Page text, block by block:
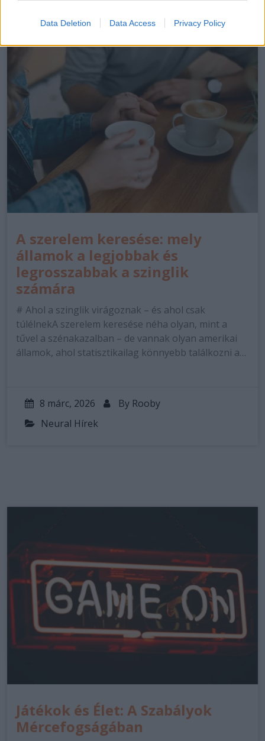
Data Deletion Data Access Privacy Policy
A szerelem keresése: mely
államok a legjobbak és
legrosszabbak a szinglik
számára
# Ahol a szinglik virágoznak – és ahol csak
túlélnekA szerelem keresése néha olyan, mint a
tűvel a szénakazalban – de vannak olyan amerikai
államok, ahol statisztikailag könnyebb találkozni a…
8 márc, 2026 By Rooby
Neural Hírek
Játékok és Élet: A Szabályok
Mércefogságában